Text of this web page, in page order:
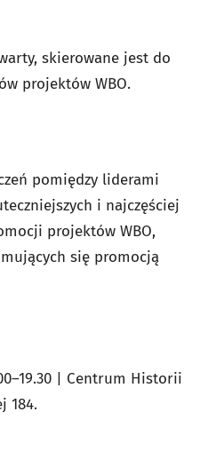
skierowane jest do
projektów WBO.
pomiędzy liderami
i najczęściej
projektów WBO,
się promocją
| Centrum Historii
184.